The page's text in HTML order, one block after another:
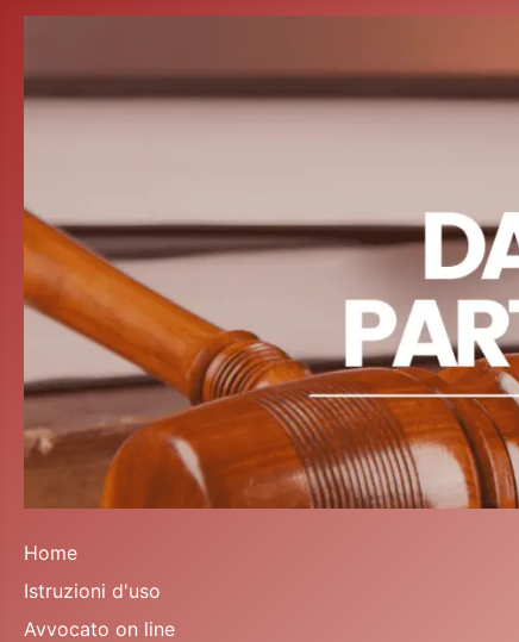
Home
Istruzioni d'uso
Avvocato on line